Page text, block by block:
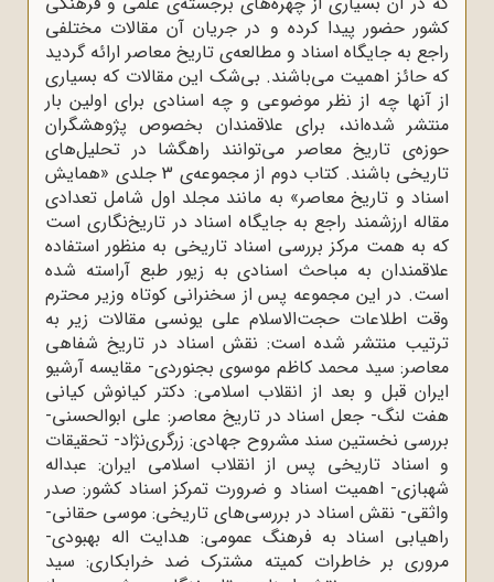
کشور حضور پیدا کرده و در جریان آن مقالات مختلفی
راجع به جایگاه اسناد و مطالعه‌ی تاریخ معاصر ارائه گردید
که حائز اهمیت می‌باشند. بی‌شک این مقالات که بسیاری
از آنها چه از نظر موضوعی و چه اسنادی برای اولین بار
منتشر شده‌اند، برای علاقمندان بخصوص پژوهشگران
حوزه‌ی تاریخ معاصر می‌‌توانند راهگشا در تحلیل‌های
تاریخی باشند. کتاب دوم از مجموعه‌ی 3 جلدی «همایش
اسناد و تاریخ معاصر» به مانند مجلد اول شامل تعدادی
مقاله ارزشمند راجع به جایگاه اسناد در تاریخ‌نگاری است
که به همت مرکز بررسی اسناد تاریخی به منظور استفاده
علاقمندان به مباحث اسنادی به زیور طبع آراسته شده
است. در این مجموعه پس از سخنرانی کوتاه وزیر محترم
وقت اطلاعات حجت‌الاسلام علی یونسی مقالات زیر به
ترتیب منتشر شده است: نقش اسناد در تاریخ شفاهی
معاصر: سید محمد کاظم موسوی بجنوردی- مقایسه آرشیو
ایران قبل و بعد از انقلاب اسلامی: دکتر کیانوش کیانی
هفت لنگ- جعل اسناد در تاریخ معاصر: علی ابوالحسنی-
بررسی نخستین سند مشروح جهادی: زرگری‌نژاد- تحقیقات
و اسناد تاریخی پس از انقلاب اسلامی ایران: عبداله
شهبازی- اهمیت اسناد و ضرورت تمرکز اسناد کشور: صدر
واثقی- نقش اسناد در بررسی‌های تاریخی: موسی حقانی-
راهیابی اسناد به فرهنگ عمومی: هدایت اله بهبودی-
مروری بر خاطرات کمیته مشترک ضد خرابکاری: سید